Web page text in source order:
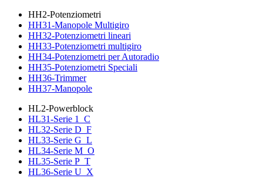
HH2-Potenziometri
HH31-Manopole Multigiro
HH32-Potenziometri lineari
HH33-Potenziometri multigiro
HH34-Potenziometri per Autoradio
HH35-Potenziometri Speciali
HH36-Trimmer
HH37-Manopole
HL2-Powerblock
HL31-Serie 1_C
HL32-Serie D_F
HL33-Serie G_L
HL34-Serie M_O
HL35-Serie P_T
HL36-Serie U_X